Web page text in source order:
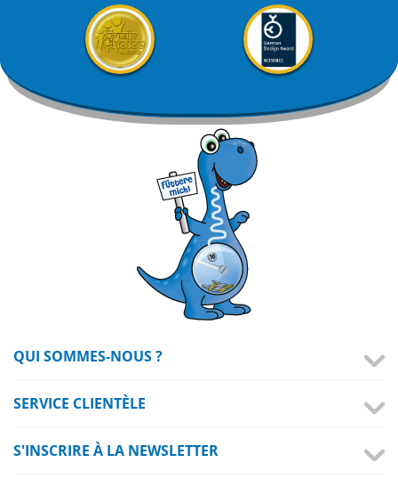
QUI SOMMES-NOUS ?
SERVICE CLIENTÈLE
S'INSCRIRE À LA NEWSLETTER